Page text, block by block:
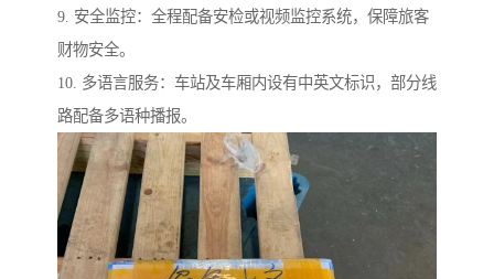
9. 安全监控：全程配备安检或视频监控系统，保障旅客
财物安全。
10. 多语言服务：车站及车厢内设有中英文标识，部分线
路配备多语种播报。